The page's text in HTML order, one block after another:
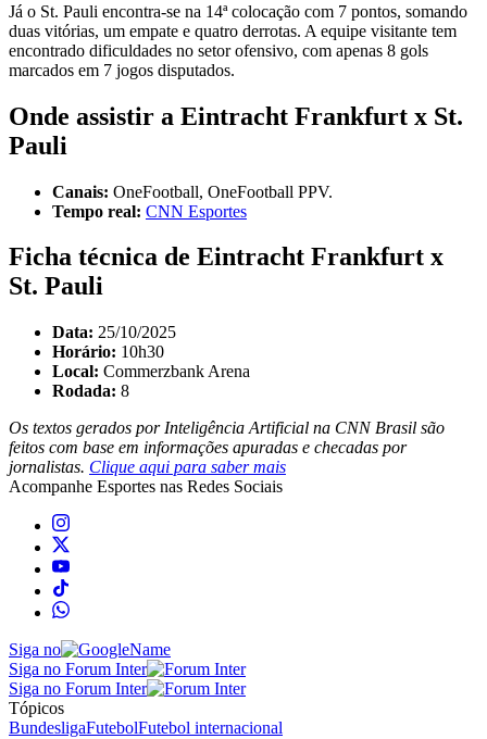
Já o St. Pauli encontra-se na 14ª colocação com 7 pontos, somando
duas vitórias, um empate e quatro derrotas. A equipe visitante tem
encontrado dificuldades no setor ofensivo, com apenas 8 gols
marcados em 7 jogos disputados.
Onde assistir a Eintracht Frankfurt x St.
Pauli
Canais: OneFootball, OneFootball PPV.
Tempo real: CNN Esportes
Ficha técnica de Eintracht Frankfurt x
St. Pauli
Data: 25/10/2025
Horário: 10h30
Local: Commerzbank Arena
Rodada: 8
Os textos gerados por Inteligência Artificial na CNN Brasil são
feitos com base em informações apuradas e checadas por
jornalistas. Clique aqui para saber mais
Acompanhe Esportes nas Redes Sociais
Siga no
Siga no Forum Inter
Siga no Forum Inter
Tópicos
BundesligaFutebolFutebol internacional